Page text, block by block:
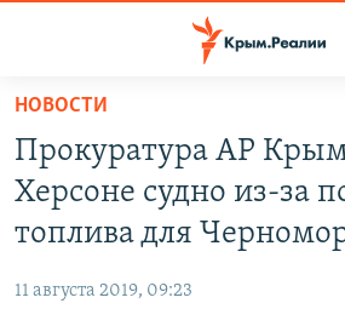
Вернуться
основному
содержанию
Вернутся
главной
навигации
СПЕЦПРОЕКТЫ
11 ЛЕТ ОККУПАЦИИ КРЫМА. 11 ИСТОРИЙ
ВОДА
ЕЩЕ
НОВОСТИ
Прокуратура АР
Херсоне судно из-за
топлива для
11 августа 2019, 09:23